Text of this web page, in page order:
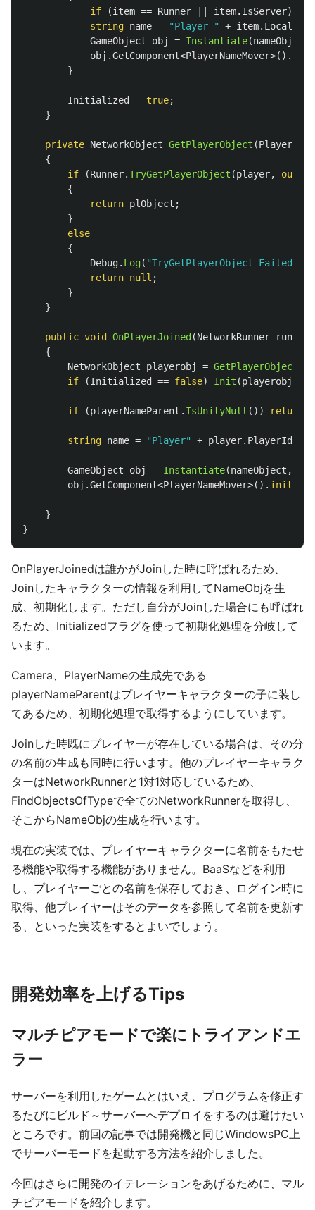
if
(item == Runner item. IsServer)
string name = "Player " + item.
GameObject
obj = Instantiate(nameObject
obj .GetComponent<PlayerNameMover>().
}
Initialized = true;
}
private NetworkObject GetPlayerObject (PlayerRef
{
if
(Runner.TryGetPlayerObject (player, out
{
return plObject ;
}
else
{
Debug. Log( "TryGetPlayerObject Failed"
return null ;
}
}
public void OnPlayerJoined (NetworkRunner runner
{
NetworkObject
playerobj = GetPlayerObject
if
(Initialized == false) Init (playerobj
if (playerNameParent . IsUnityNull ()) return
string name = "Player" + player. PlayerId
GameObject obj = Instantiate(nameObject ,
obj .GetComponent<PlayerNameMover>(). init
}
}
OnPlayerJoinedは誰かがJoinした時に呼ばれるため、
Joinしたキャラクターの情報を利用してNameObjを生
成、初期化します。ただし自分がJoinした場合にも呼ばれ
るため、Initializedフラグを使って初期化処理を分岐して
います。
Camera、PlayerNameの生成先である
playerNameParentはプレイヤーキャラクターの子に装し
てあるため、初期化処理で取得するようにしています。
Joinした時既にプレイヤーが存在している場合は、その分
の名前の生成も同時に行います。他のプレイヤーキャラク
ターはNetworkRunnerと1対1対応しているため、
FindObjectsOfTypeで全てのNetworkRunnerを取得し、
そこからNameObjの生成を行います。
現在の実装では、プレイヤーキャラクターに名前をもたせ
る機能や取得する機能がありません。BaaSなどを利用
し、プレイヤーごとの名前を保存しておき、ログイン時に
取得、他プレイヤーはそのデータを参照して名前を更新す
る、といった実装をするとよいでしょう。
開発効率を上げるTips
マルチピアモードで楽にトライアンドエ
ラー
サーバーを利用したゲームとはいえ、プログラムを修正す
るたびにビルド～サーバーへデプロイをするのは避けたい
ところです。前回の記事では開発機と同じWindowsPC上
でサーバーモードを起動する方法を紹介しました。
今回はさらに開発のイテレーションをあげるために、マル
チピアモードを紹介します。